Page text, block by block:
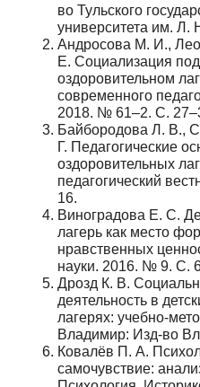
во Тульского
университета им. Л.
Андросова М. И.,
Е. Социализация
оздоровительном
современного
2018. № 61–2. С.
Байбородова Л. В.,
Г. Педагогические
оздоровительных
педагогический
16.
Виноградова Е. С.
лагерь как место
нравственных
науки. 2016. № 9. С.
Дрозд К. В.
деятельность в
лагерях: учебно-
Владимир: Изд-во
Ковалёв П. А.
самочувствие: